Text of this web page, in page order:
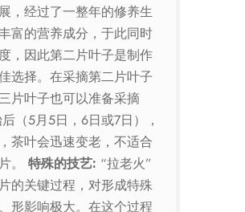
，经过了一整年的修养生
富的营养成分，于此同时
，因此第二片叶子是制作
选择。在采摘第二片叶子
片叶子也可以准备采摘
（5月5日，6日或7日），
茶叶会迅速变老，不适合
。 特殊的技艺: “拉老火”
的关键过程，对形成特殊
形影响极大。在这个过程